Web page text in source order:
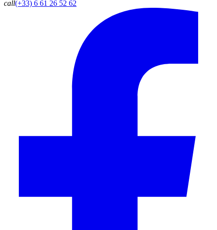
call(+33) 6 61 26 52 62